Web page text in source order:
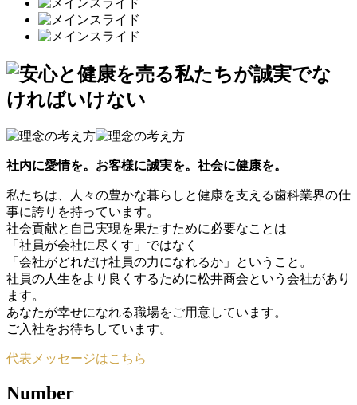
社内に愛情を。お客様に誠実を。社会に健康を。
私たちは、人々の豊かな暮らしと健康を支える歯科業界の仕
事に誇りを持っています。
社会貢献と自己実現を果たすために必要なことは
「社員が会社に尽くす」ではなく
「会社がどれだけ社員の力になれるか」ということ。
社員の人生をより良くするために松井商会という会社があり
ます。
あなたが幸せになれる職場をご用意しています。
ご入社をお待ちしています。
代表メッセージはこちら
Number